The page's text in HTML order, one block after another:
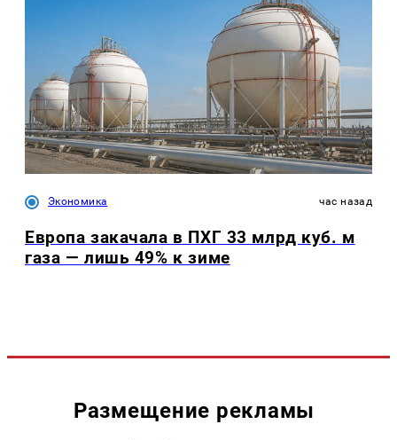
Экономика час назад
Европа закачала в ПХГ 33 млрд куб. м
газа — лишь 49% к зиме
Размещение рекламы